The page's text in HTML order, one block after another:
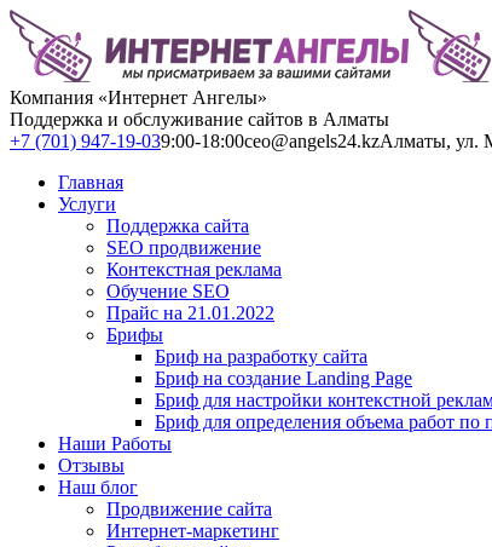
Компания «Интернет Ангелы»
Поддержка и обслуживание сайтов в Алматы
+7 (701) 947-19-039:00-18:00ceo@angels24.kzАлматы, ул.
Главная
Услуги
Поддержка сайта
SEO продвижение
Контекстная реклама
Обучение SEO
Прайс на 21.01.2022
Брифы
Бриф на разработку сайта
Бриф на создание Landing Page
Бриф для настройки контекстной
Бриф для определения объема работ по
Наши Работы
Отзывы
Наш блог
Продвижение сайта
Интернет-маркетинг